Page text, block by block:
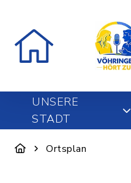
UNSERE
STADT
Ortsplan